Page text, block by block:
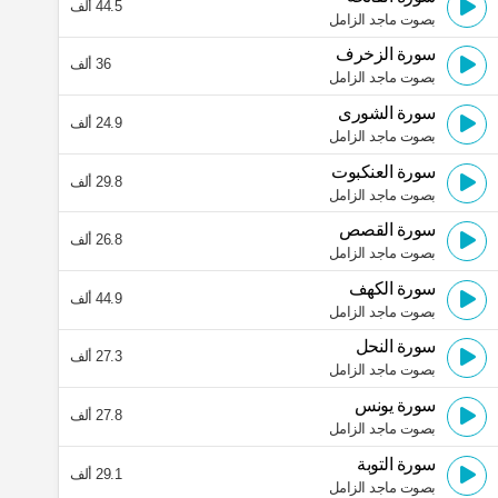
بصوت ماجد الزامل
44.5 ألف
سورة الزخرف
بصوت ماجد الزامل
36 ألف
سورة الشورى
بصوت ماجد الزامل
24.9 ألف
سورة العنكبوت
بصوت ماجد الزامل
29.8 ألف
سورة القصص
بصوت ماجد الزامل
26.8 ألف
سورة الكهف
بصوت ماجد الزامل
44.9 ألف
سورة النحل
بصوت ماجد الزامل
27.3 ألف
سورة يونس
بصوت ماجد الزامل
27.8 ألف
سورة التوبة
بصوت ماجد الزامل
29.1 ألف